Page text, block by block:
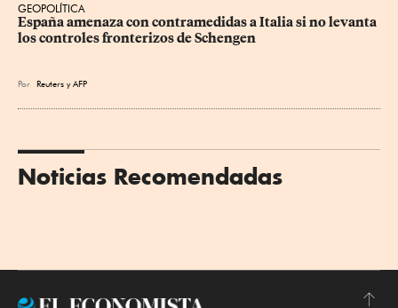
GEOPOLÍTICA
España amenaza con contramedidas a Italia si no levanta
los controles fronterizos de Schengen
Por Reuters yAFP
Noticias Recomendadas